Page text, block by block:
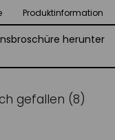
Produktinformation
herunter
gefallen (8)